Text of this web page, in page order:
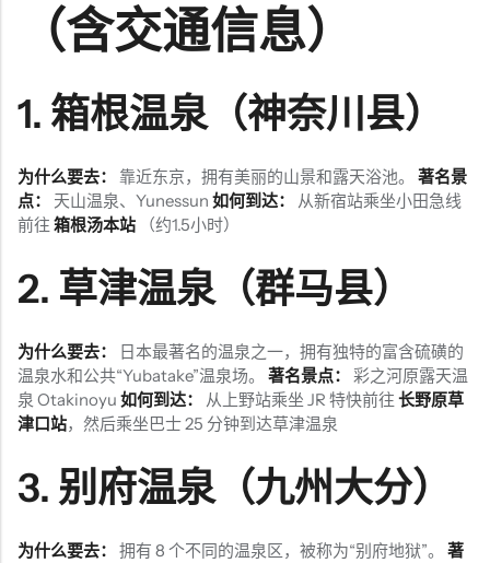
（含交通信息）
1. 箱根温泉（神奈川县）
为什么要去： 靠近东京，拥有美丽的山景和露天浴池。 著名景
点：
天山温泉、Yunessun 如何到达：
从新宿站乘坐小田急线
前往 箱根汤本站 （约1.5小时）
2. 草津温泉（群马县）
为什么要去：
日本最著名的温泉之一，拥有独特的富含硫磺的
温泉水和公共“Yubatake”温泉场。 著名景点：
彩之河原露天温
泉 Otakinoyu 如何到达： 从上野站乘坐 JR 特快前往 长野原草
津口站，然后乘坐巴士 25 分钟到达草津温泉
3. 别府温泉（九州大分）
为什么要去： 拥有 8 个不同的温泉区，被称为“别府地狱”。 著